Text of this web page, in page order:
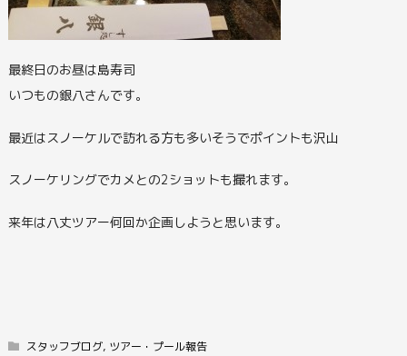
最終日のお昼は島寿司
いつもの銀八さんです。
最近はスノーケルで訪れる方も多いそうでポイントも沢山
スノーケリングでカメとの2ショットも撮れます。
来年は八丈ツアー何回か企画しようと思います。
スタッフブログ, ツアー・プール報告